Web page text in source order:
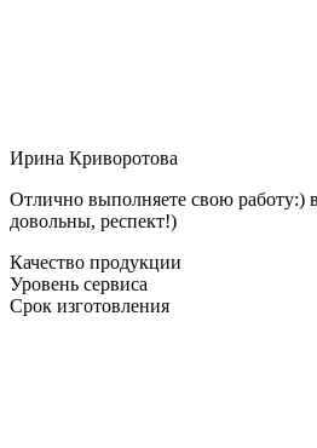
Ирина Криворотова
Отлично выполняете свою работу:)
довольны, респект!)
Качество продукции
Уровень сервиса
Срок изготовления